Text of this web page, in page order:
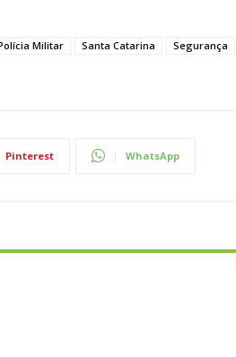
Militar Santa Catarina
Segurança
Pinterest WhatsApp